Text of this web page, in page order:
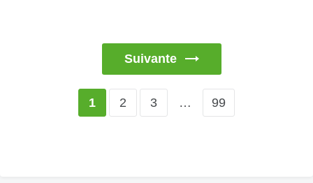
Suivante
1 2 3 … 99